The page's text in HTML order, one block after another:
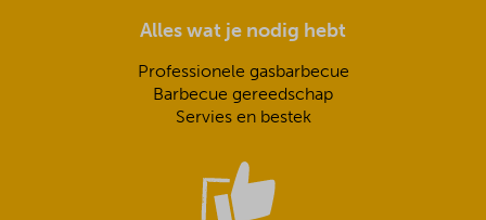
Alles wat je nodig hebt
Professionele gasbarbecue
Barbecue gereedschap
Servies en bestek